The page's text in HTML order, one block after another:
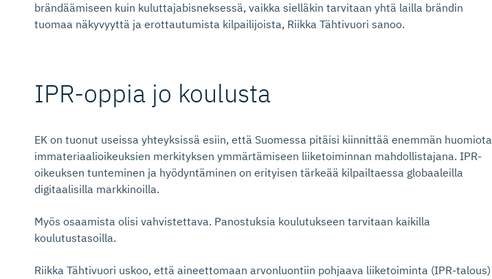
brändäämiseen kuin kuluttajabisneksessä, vaikka sielläkin tarvitaan yhtä lailla brändin
tuomaa näkyvyyttä ja erottautumista kilpailijoista, Riikka Tähtivuori sanoo.
IPR-oppia jo koulusta
EK on tuonut useissa yhteyksissä esiin, että Suomessa pitäisi kiinnittää enemmän huomiota
immateriaalioikeuksien merkityksen ymmärtämiseen liiketoiminnan mahdollistajana. IPR-
oikeuksen tunteminen ja hyödyntäminen on erityisen tärkeää kilpailtaessa globaaleilla
digitaalisilla markkinoilla.
Myös osaamista olisi vahvistettava. Panostuksia koulutukseen tarvitaan kaikilla
koulutustasoilla.
Riikka Tähtivuori uskoo, että aineettomaan arvonluontiin pohjaava liiketoiminta (IPR-talous)